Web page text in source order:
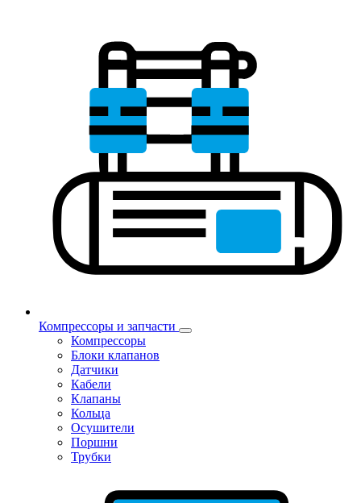
Компрессоры и запчасти
Компрессоры
Блоки клапанов
Датчики
Кабели
Клапаны
Кольца
Осушители
Поршни
Трубки